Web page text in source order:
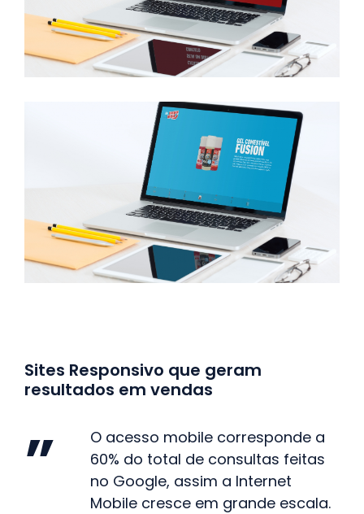
Sites Responsivo que geram
resultados em vendas
O acesso mobile corresponde a
60% do total de consultas feitas
no Google, assim a Internet
Mobile cresce em grande escala.